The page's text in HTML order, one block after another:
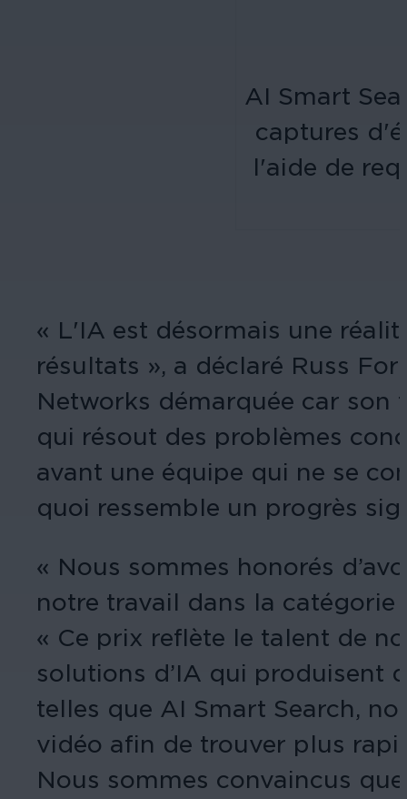
AI Smart
captures
l'aide de
« L'IA est désormais une
résultats », a déclaré Russ
Networks démarquée car
qui résout des problèmes
avant une équipe qui ne se
quoi ressemble un progrès
« Nous sommes honorés
notre travail dans la catégorie
« Ce prix reflète le talent de
solutions d’IA qui produisent
telles que AI Smart Search,
vidéo afin de trouver plus
Nous sommes convaincus